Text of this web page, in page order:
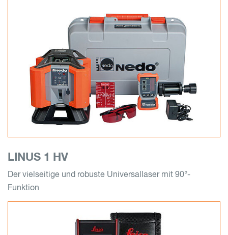
LINUS 1 HV
Der vielseitige und robuste Universallaser mit 90°-
Funktion